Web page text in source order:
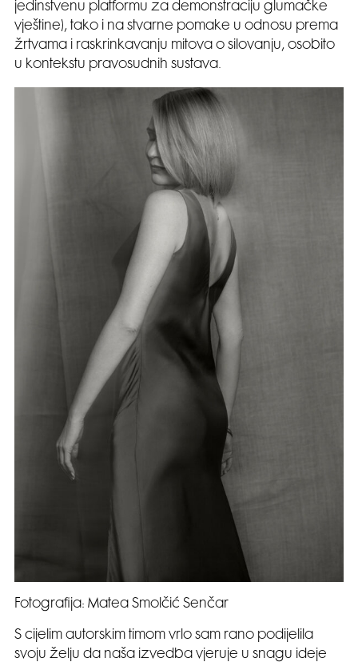
jedinstvenu platformu za demonstraciju glumačke
vještine), tako i na stvarne pomake u odnosu prema
žrtvama i raskrinkavanju mitova o silovanju, osobito
u kontekstu pravosudnih sustava.
Fotografija: Matea Smolčić Senčar
S cijelim autorskim timom vrlo sam rano podijelila
svoju želju da naša izvedba vjeruje u snagu ideje